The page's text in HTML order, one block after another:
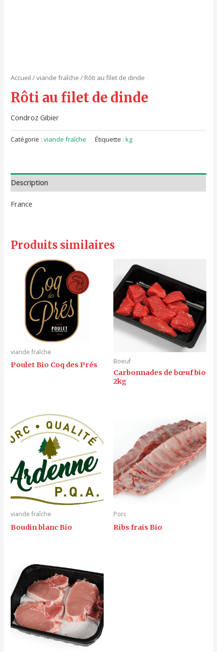
Accueil /viande fraîche / Rôti au filet de dinde
Rôti au filet de dinde
Condroz Gibier
Catégorie :viande fraîche Étiquette :kg
Description
France
Produits similaires
viande fraîche
Poulet Bio Coq des Prés Boeuf
Carbonnades de bœuf bio
2kg
viande fraîche
Boudin blanc Bio
Porc
Ribs frais Bio